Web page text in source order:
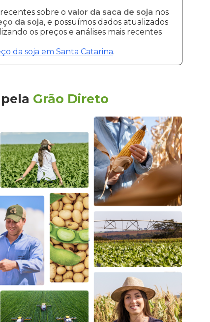
sobre o valor da saca de soja nos
da soja, e possuímos dados atualizados
os preços e análises mais recentes
da soja em Santa Catarina.
pela Grão Direto